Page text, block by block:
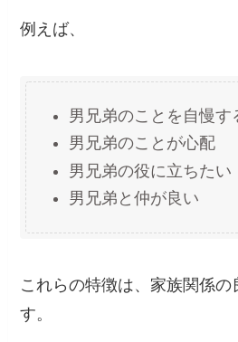
例えば、
男兄弟のことを自慢す
男兄弟のことが心配
男兄弟の役に立ちたい
男兄弟と仲が良い
これらの特徴は、家族関係
す。